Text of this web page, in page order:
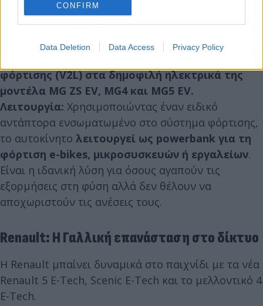
CONFIRM
Data Deletion Data Access Privacy Policy
MG Motors: Προσιτή τεχνολογία
φόρτισης (V2L) στα δημοφιλή ηλεκτρικά της
μοντέλα MG ZS EV, MG4 και MG5 EV.
Λειτουργία: Χρησιμοποιώντας έναν ειδικό
αντάπτορα ενσωματωμένο στο σύστημα φόρτισης,
το αυτοκίνητο λειτουργεί ως powerbank για τη
φόρτιση e-bikes, μικροσυσκευών ή εργαλείων.
Είναι η ιδανική λύση για όσους αγαπούν τις
εξορμήσεις στη φύση αλλά δεν θέλουν να
αποχωριστούν τις ανέσεις τους.
Renault: Η Γαλλική επανάσταση στο δίκτυο
Η Renault μπαίνει δυναμικά στο παιχνίδι με τα νέα
Renault 5 E-Tech, Scenic E-Tech και το μελλοντικό 4
E-Tech.